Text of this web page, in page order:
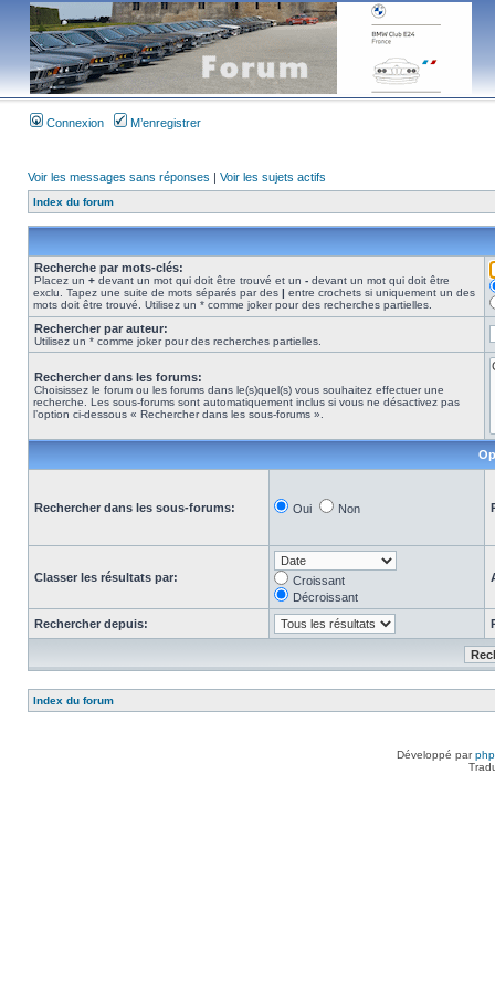
Connexion M’enregistrer
Voir les messages sans réponses | Voir les sujets actifs
Index du forum
Recherche par mots-clés:
Placez un + devant un mot qui doit être trouvé et un - devant un mot qui doit être
exclu. Tapez une suite de mots séparés par des | entre crochets si uniquement un des
mots doit être trouvé. Utilisez un * comme joker pour des recherches partielles.
Rechercher par auteur:
Utilisez un * comme joker pour des recherches partielles.
Rechercher dans les forums:
Choisissez le forum ou les forums dans le(s)quel(s) vous souhaitez effectuer une
recherche. Les sous-forums sont automatiquement inclus si vous ne désactivez pas
l’option ci-dessous « Rechercher dans les sous-forums ».
Rechercher dans les sous-forums: Oui Non
Classer les résultats par:
Croissant
Décroissant
Rechercher depuis:
Index du forum
Développé par